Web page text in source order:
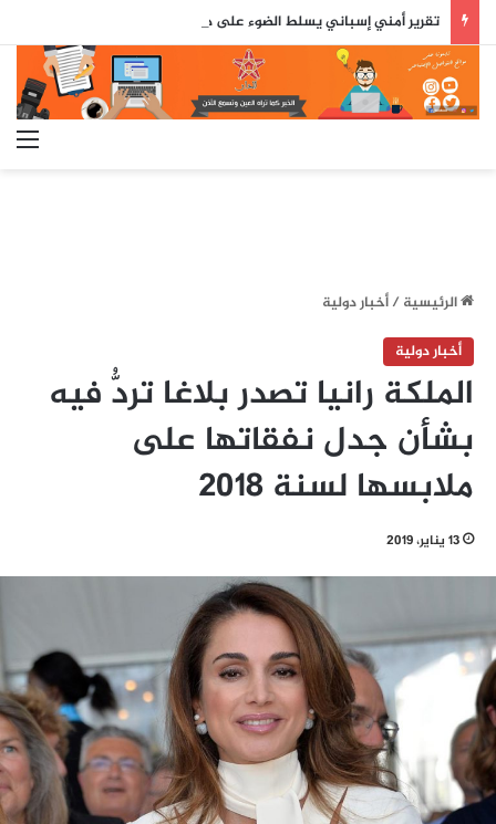
الرئيسية/أخبار دولية
أخبار دولية
الملكة رانيا تصدر بلاغا تردُّ فيه
بشأن جدل نفقاتها على
ملابسها لسنة 2018
13 يناير، 2019